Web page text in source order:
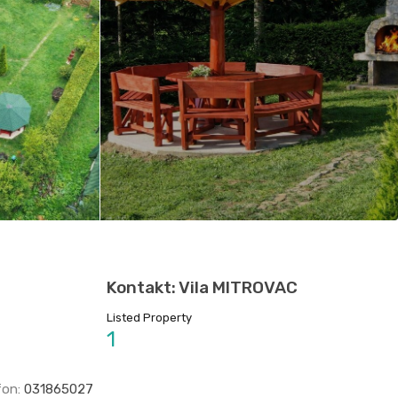
Kontakt: Vila MITROVAC
Listed Property
1
031865027